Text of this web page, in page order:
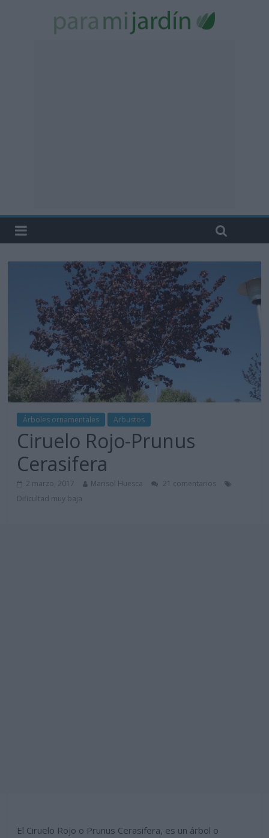
Árboles ornamentales Arbustos
Ciruelo Rojo-Prunus
Cerasifera
2 marzo, 2017 Marisol Huesca
21 comentarios
Dificultad muy baja
El Ciruelo Rojo o Prunus Cerasifera, es un árbol o